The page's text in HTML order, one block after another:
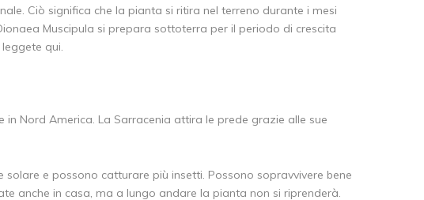
Ciò significa che la pianta si ritira nel terreno durante i mesi
Muscipula si prepara sottoterra per il periodo di crescita
leggete qui.
Nord America. La Sarracenia attira le prede grazie alle sue
e possono catturare più insetti. Possono sopravvivere bene
anche in casa, ma a lungo andare la pianta non si riprenderà.